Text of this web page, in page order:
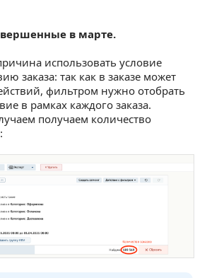
в марте.
использовать условие
заказа: так как в заказе может
фильтром нужно отобрать
в рамках каждого заказа.
получаем количество